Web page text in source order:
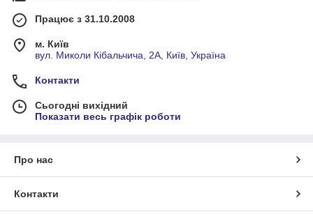
Працює з 31.10.2008
м. Київ
вул. Миколи Кібальчича, 2А, Київ, Україна
Контакти
Сьогодні вихідний
Показати весь графік роботи
Про нас
Контакти